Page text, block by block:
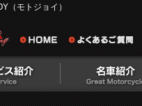
（モトジョイ）